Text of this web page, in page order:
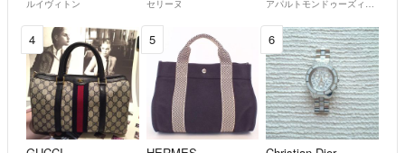
ルイヴィトン セリーヌ アパルトモンドゥーズィエムクラス
4 5 6